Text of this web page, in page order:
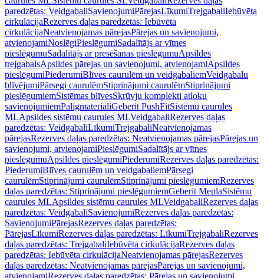
paredzētas: VeidgabaliSavienojumiPārejasLīkumiTrejgabaliIebūvēta
cirkulācijaRezerves daļas paredzētas: Iebūvēta
cirkulācijaNeatvienojamas pārejasPārejas un savienojumi,
atvienojamiNoslēgiPieslēgumiSadalītājs ar vītnes
pieslēgumuSadalītājs ar presēšanas pieslēgumuApsildes
trejgabalsApsildes pārejas un savienojumi, atvienojamiApsildes
pieslēgumiPiederumiBlīves caurulēm un veidgabaliemVeidgabalu
blīvējumiPārsegi caurulēmStiprinājumi caurulēmStiprinājumi
pieslēgumiemSistēmas blīvesSkrūvju komplekti atloku
savienojumiemPalīgmateriāliGeberit PushFitSistēmu caurules
MLApsildes sistēmu caurules MLVeidgabaliRezerves daļas
paredzētas: VeidgabaliLīkumiTrejgabaliNeatvienojamas
pārejasRezerves daļas paredzētas: Neatvienojamas pārejasPārejas un
savienojumi, atvienojamiPieslēgumiSadalītājs ar vītnes
pieslēgumuApsildes pieslēgumiPiederumiRezerves daļas paredzētas:
PiederumiBlīves caurulēm un veidgabaliemPārsegi
caurulēmStiprinājumi caurulēmStiprinājumi pieslēgumiemRezerves
daļas paredzētas: Stiprinājumi pieslēgumiemGeberit MeplaSistēmu
caurules MLApsildes sistēmu caurules MLVeidgabaliRezerves daļas
paredzētas: VeidgabaliSavienojumiRezerves daļas paredzētas:
SavienojumiPārejasRezerves daļas paredzētas:
PārejasLīkumiRezerves daļas paredzētas: LīkumiTrejgabaliRezerves
daļas paredzētas: TrejgabaliIebūvēta cirkulācijaRezerves daļas
paredzētas: Iebūvēta cirkulācijaNeatvienojamas pārejasRezerves
daļas paredzētas: Neatvienojamas pārejasPārejas un savienojumi,
atvienojamiRezerves daļas paredzētas: Pārejas un savienojumi,